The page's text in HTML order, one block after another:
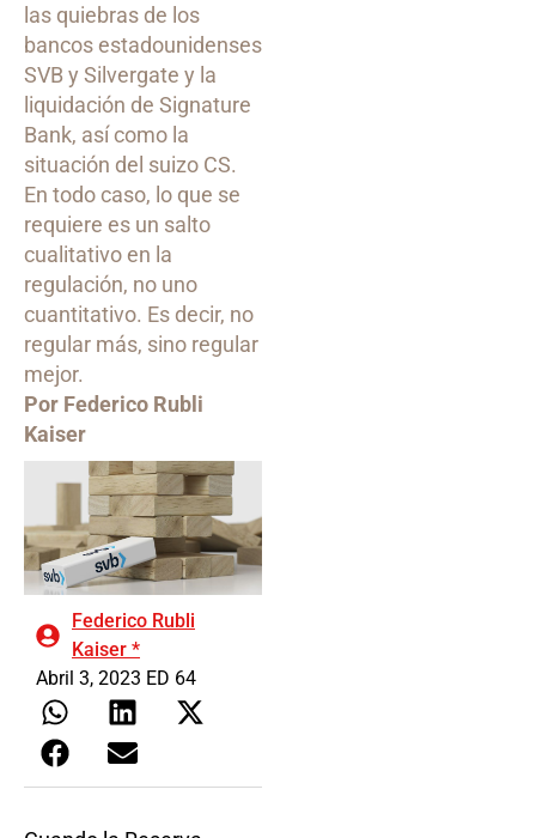
las quiebras de los
bancos estadounidenses
SVB y Silvergate y la
liquidación de Signature
Bank, así como la
situación del suizo CS.
En todo caso, lo que se
requiere es un salto
cualitativo en la
regulación, no uno
cuantitativo. Es decir, no
regular más, sino regular
mejor.
Por Federico Rubli
Kaiser
Federico Rubli
Kaiser *
Abril 3, 2023 ED 64